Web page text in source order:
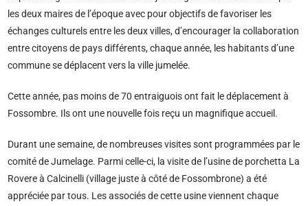
les deux maires de l’époque avec pour objectifs de favoriser les
échanges culturels entre les deux villes, d’encourager la collaboration
entre citoyens de pays différents, chaque année, les habitants d’une
commune se déplacent vers la ville jumelée.
Cette année, pas moins de 70 entraiguois ont fait le déplacement à
Fossombre. Ils ont une nouvelle fois reçu un magnifique accueil.
Durant une semaine, de nombreuses visites sont programmées par le
comité de Jumelage. Parmi celle-ci, la visite de l’usine de porchetta La
Rovere à Calcinelli (village juste à côté de Fossombrone) a été
appréciée par tous. Les associés de cette usine viennent chaque